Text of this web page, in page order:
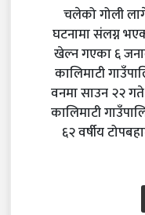
चलेको गोली
घटनामा संलग्न
खेल्न गएका ६
कालिमाटी
वनमा साउन २२
कालिमाटी
६२ वर्षीय